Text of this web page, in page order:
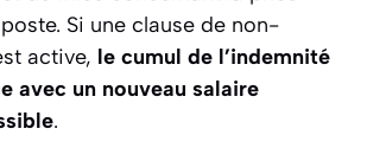
Si une clause de non-
active, le cumul de l’indemnité
avec un nouveau salaire
.